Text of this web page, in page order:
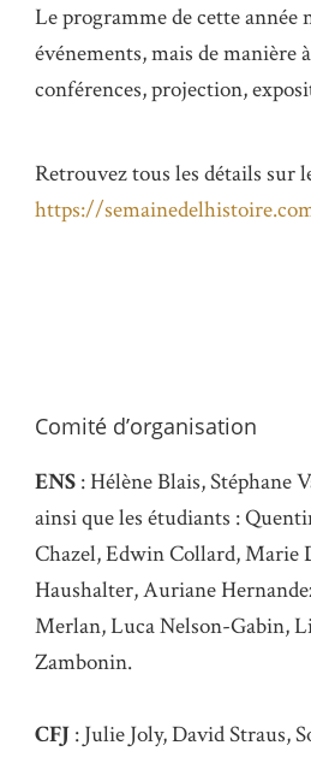
Le programme de cette année
événements, mais de manière
conférences, projection,
Retrouvez tous les détails sur
https://
Comité d’organisation
ENS : Hélène Blais, Stéphane
ainsi que les étudiants :
Chazel, Edwin Collard, Marie
Haushalter, Auriane
Merlan, Luca Nelson-Gabin,
Zambonin.
CFJ : Julie Joly, David Straus,